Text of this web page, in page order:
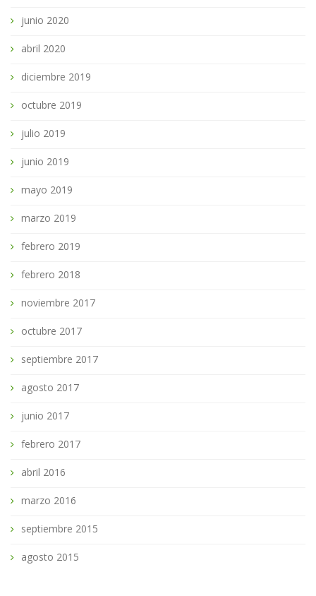
junio 2020
abril 2020
diciembre 2019
octubre 2019
julio 2019
junio 2019
mayo 2019
marzo 2019
febrero 2019
febrero 2018
noviembre 2017
octubre 2017
septiembre 2017
agosto 2017
junio 2017
febrero 2017
abril 2016
marzo 2016
septiembre 2015
agosto 2015